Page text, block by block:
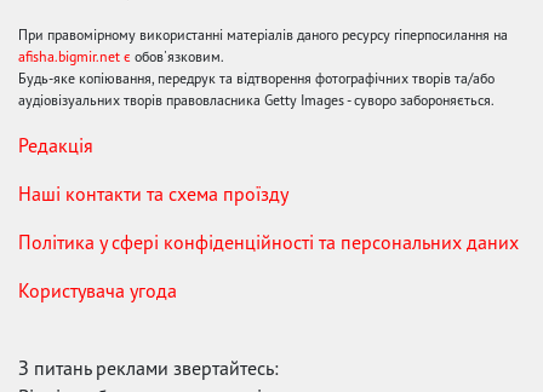
При правомірному використанні матеріалів даного ресурсу гіперпосилання на
afisha.bigmir.net є обов'язковим.
Будь-яке копіювання, передрук та відтворення фотографічних творів та/або
аудіовізуальних творів правовласника Getty Images - суворо забороняється.
Редакція
Наші контакти та схема проїзду
Політика у сфері конфіденційності та персональних даних
Користувача угода
З питань реклами звертайтесь: